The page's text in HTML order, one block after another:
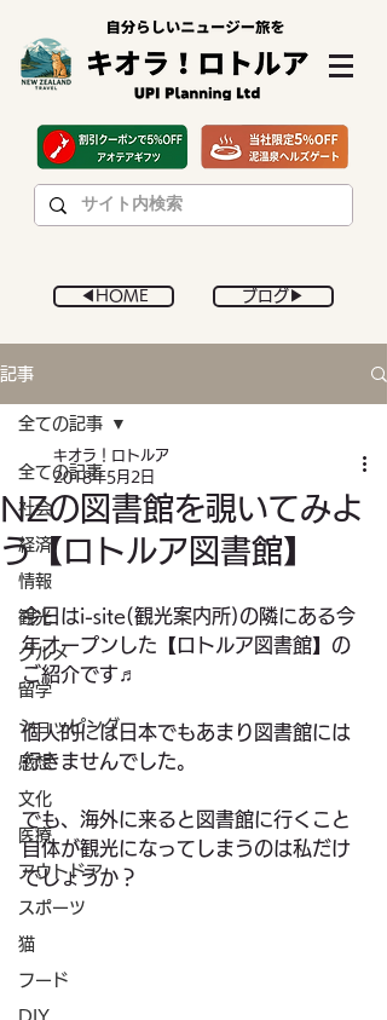
◀︎HOME ブログ▶︎
記事
全ての記事
社会
経済
情報
観光
グルメ
留学
ショッピング
感想
文化
医療
アウトドア
スポーツ
猫
フード
DIY
全ての記事
NZの図書館を覗いてみよ
う【ロトルア図書館】
キオラ！ロトルア
2018年5月2日
今日はi-site(観光案内所)の隣にある今
年オープンした【ロトルア図書館】の
ご紹介です♬
個人的には日本でもあまり図書館には
行きませんでした。
でも、海外に来ると図書館に行くこと
自体が観光になってしまうのは私だけ
でしょうか？